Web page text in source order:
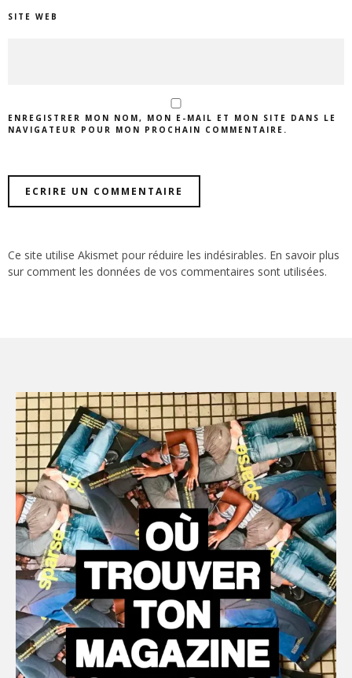
SITE WEB
ENREGISTRER MON NOM, MON E-MAIL ET MON SITE DANS LE
NAVIGATEUR POUR MON PROCHAIN COMMENTAIRE.
Ce site utilise Akismet pour réduire les indésirables. En savoir plus
sur comment les données de vos commentaires sont utilisées.